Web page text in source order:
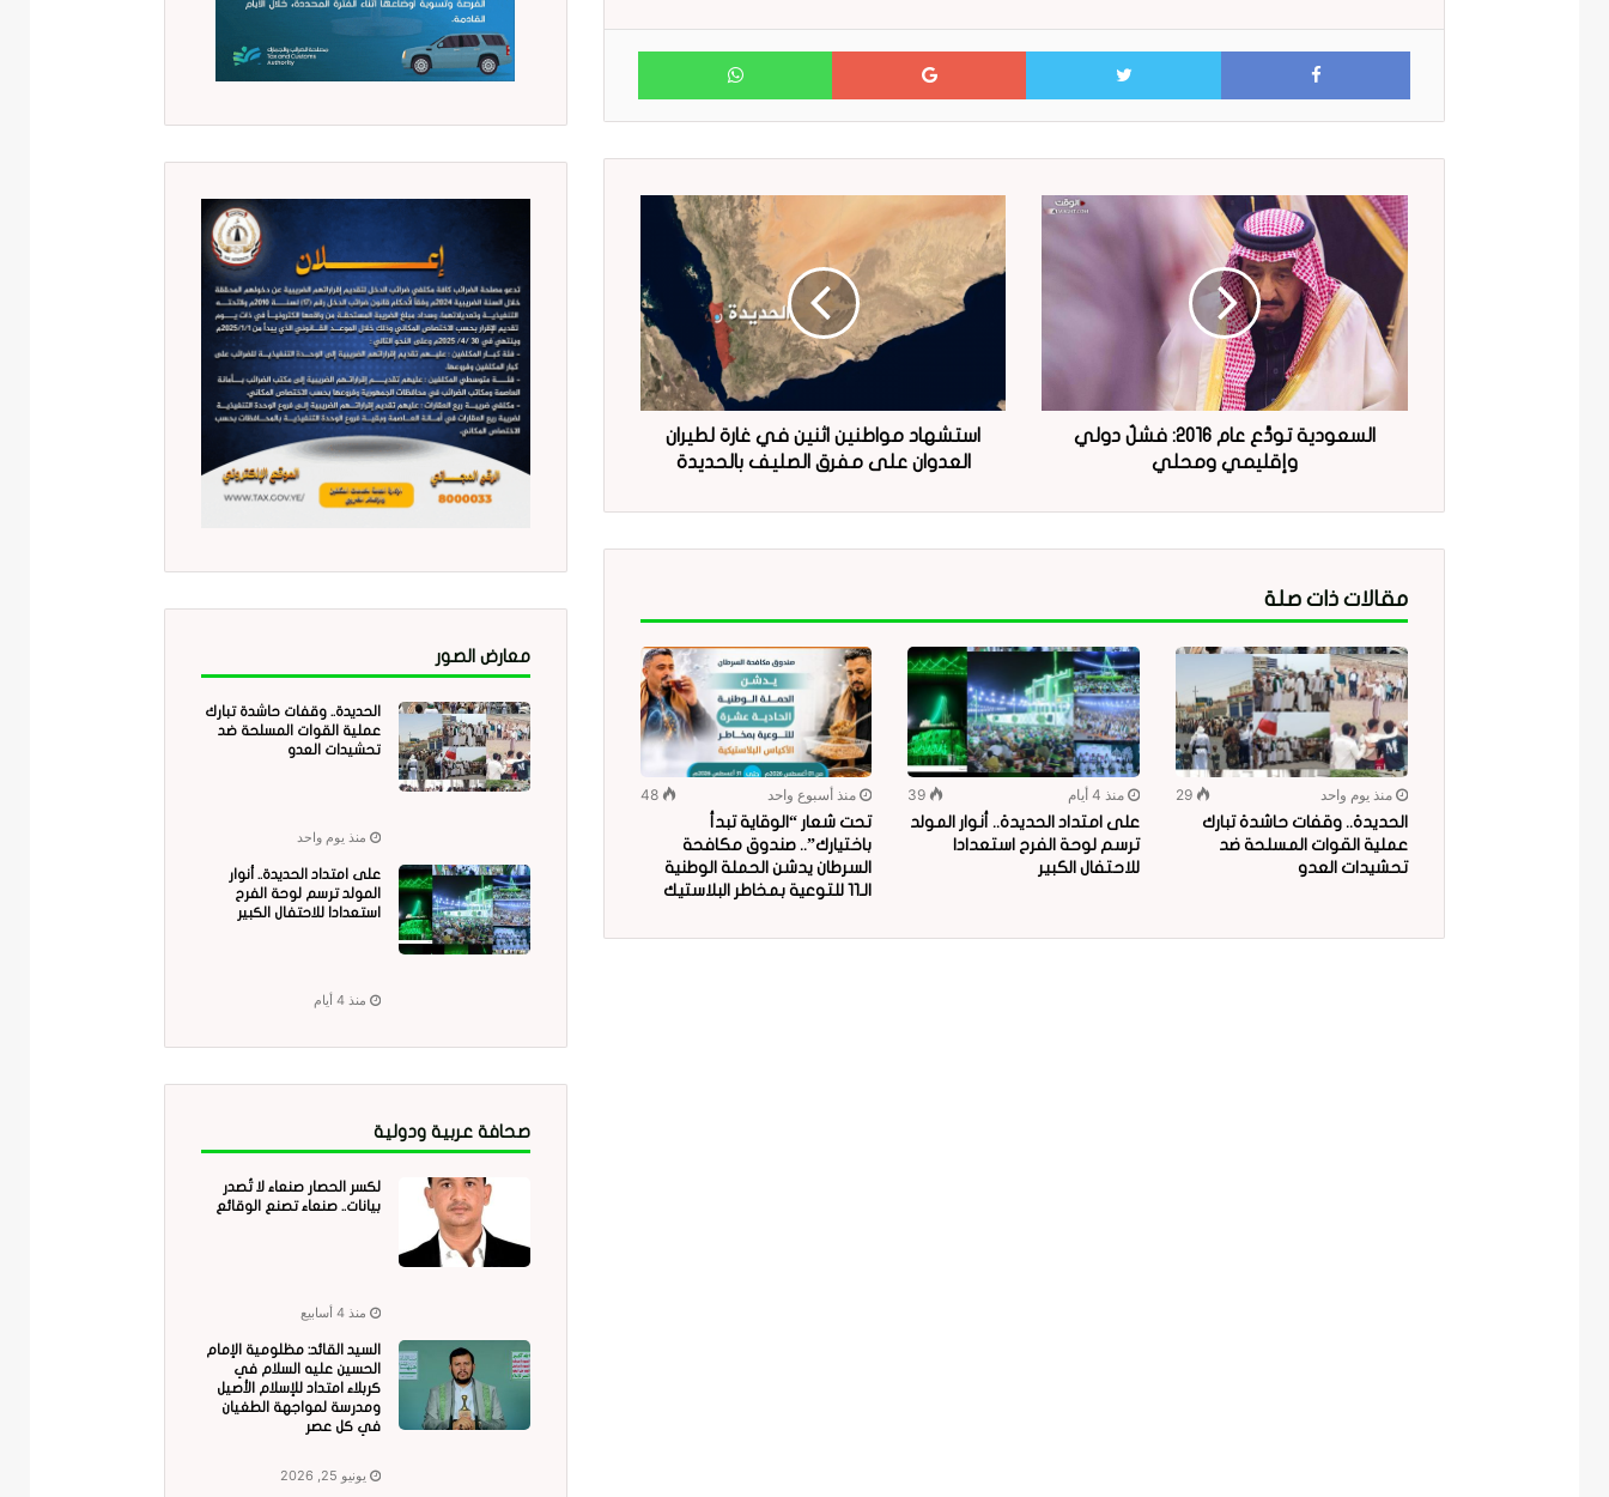
Facebook
Twitter
Google+
WhatsApp
السعودية تودَّع عام 2016: فشلٌ دولي
وإقليمي ومحلي
استشهاد مواطنين اثنين في غارة لطيران
العدوان على مفرق الصليف بالحديدة
مقالات ذات صلة
منذ يوم واحد
29
الحديدة.. وقفات حاشدة تبارك
عملية القوات المسلحة ضد
تحشيدات العدو
منذ 4 أيام
39
على امتداد الحديدة.. أنوار المولد
ترسم لوحة الفرح استعدادا
للاحتفال الكبير
منذ أسبوع واحد
48
تحت شعار “الوقاية تبدأ
باختيارك”.. صندوق مكافحة
السرطان يدشن الحملة الوطنية
الـ11 للتوعية بمخاطر البلاستيك
معارض الصور
الحديدة.. وقفات حاشدة تبارك
عملية القوات المسلحة ضد
تحشيدات العدو
منذ يوم واحد
على امتداد الحديدة.. أنوار
المولد ترسم لوحة الفرح
استعدادا للاحتفال الكبير
منذ 4 أيام
صحافة عربية ودولية
لكسر الحصار صنعاء لا تُصدر
بيانات.. صنعاء تصنع الوقائع
منذ 4 أسابيع
السيد القائد: مظلومية الإمام
الحسين عليه السلام في
كربلاء امتداد للإسلام الأصيل
ومدرسة لمواجهة الطغيان
في كل عصر
يونيو 25, 2026